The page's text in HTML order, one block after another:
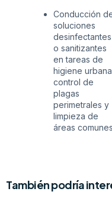
Conducción
soluciones
desinfectantes
o sanitizantes
en tareas de
higiene urbana,
control de
plagas
perimetrales y
limpieza de
áreas
También podría